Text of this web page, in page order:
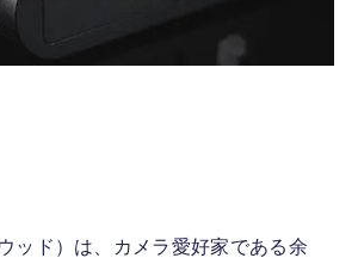
ッド）は、カメラ愛好家である余